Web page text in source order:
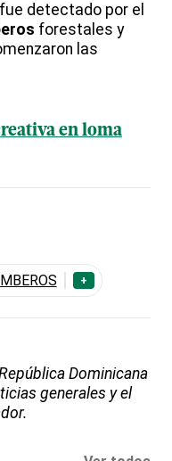
detectado por el
forestales y
las
en loma
+
Dominicana
generales y el